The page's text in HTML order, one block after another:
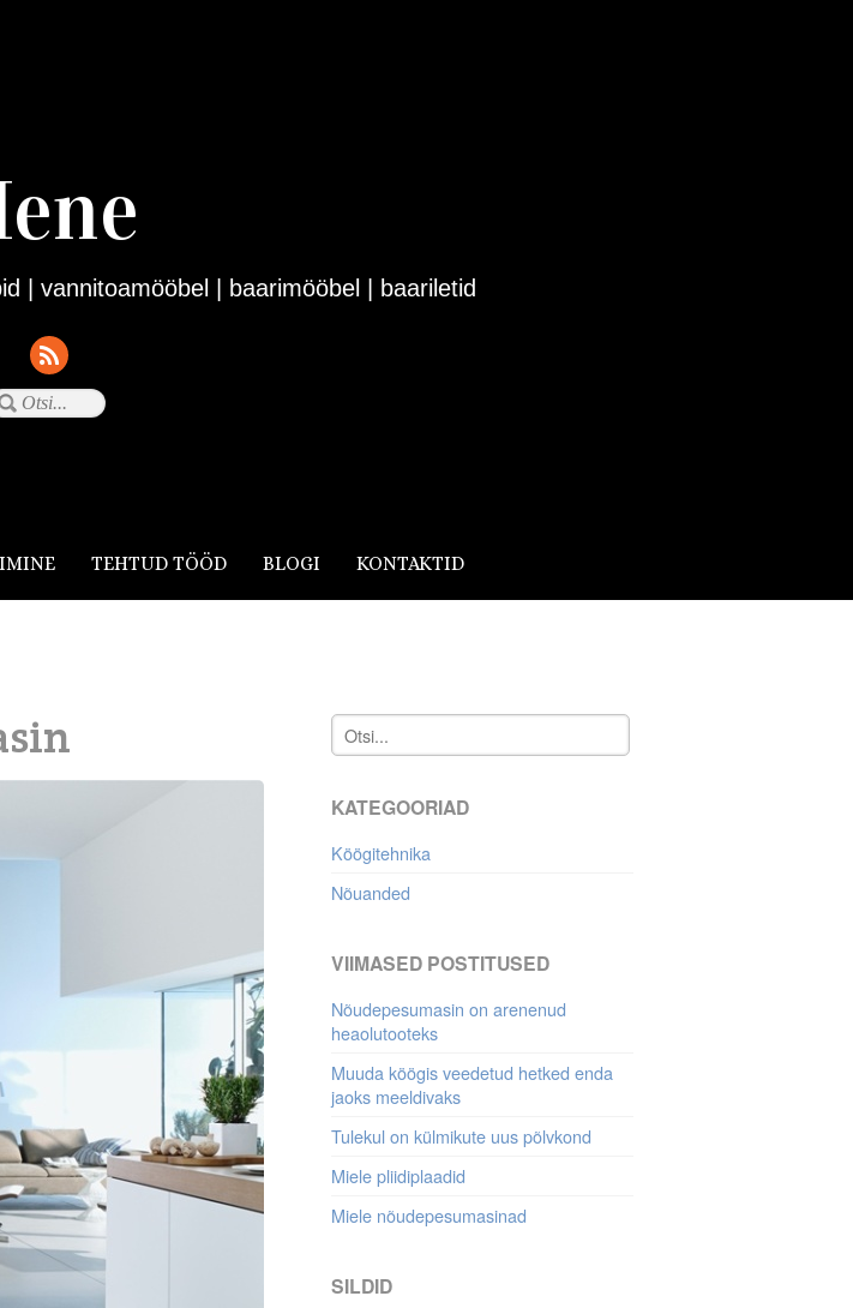
| vannitoamööbel | baarimööbel | baariletid
TEHTUD TÖÖD BLOGI KONTAKTID
KATEGOORIAD
Köögitehnika
Nõuanded
VIIMASED POSTITUSED
Nõudepesumasin on arenenud
heaolutooteks
Muuda köögis veedetud hetked enda
jaoks meeldivaks
Tulekul on külmikute uus põlvkond
Miele pliidiplaadid
Miele nõudepesumasinad
SILDID